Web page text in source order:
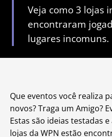
Veja como 3 lojas
encontraram
lugares incomuns.
Que eventos você realiza
novos? Traga um Amigo?
Estas são ideias testadas
lojas da WPN estão